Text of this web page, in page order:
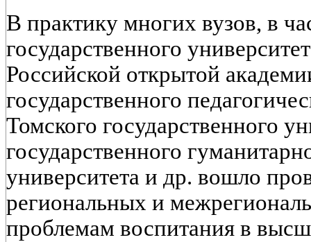
В практику многих вузов, в
государственного
Российской открытой
государственного
Томского государственного
государственного
университета и др. вошло
региональных и
проблемам воспитания в